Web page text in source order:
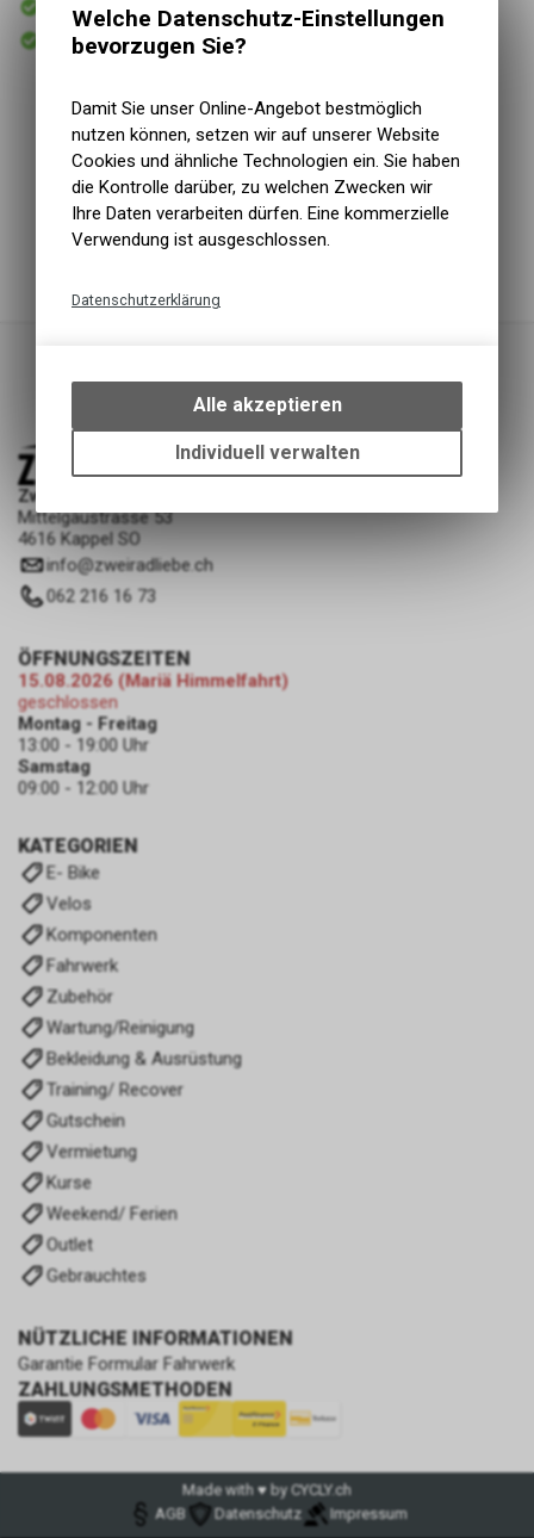
Versand
Sofort abholbar
Abholung Zweiradliebe GmbH
Wir verbinden Wissen aus Medizin, Mechanik und
Radsport für die bestmögliche Einstellung.
Modernste Laser- und Video-Vermessung garantieren
exakte und reproduzierbare Ergebnisse.
Wir analysieren deine Ziele und Fahrweise, um die
perfekte Abstimmung zu finden.
Zweiradliebe GmbH
Mittelgäustrasse 53
4616 Kappel SO
info@zweiradliebe.ch
062 216 16 73
KATEGORIEN
E- Bike
Velos
Komponenten
Fahrwerk
Zubehör
Wartung/Reinigung
Bekleidung & Ausrüstung
Training/ Recover
Gutschein
Vermietung
Kurse
Weekend/ Ferien
Outlet
Gebrauchtes
NÜTZLICHE INFORMATIONEN
Garantie Formular Fahrwerk
ZAHLUNGSMETHODEN
ÖFFNUNGSZEITEN
15.08.2026 (Mariä Himmelfahrt)
geschlossen
Montag - Freitag
13:00 - 19:00 Uhr
Samstag
09:00 - 12:00 Uhr
Made with ♥ by CYCLY.ch
AGB
Datenschutz Impressum
Welche Datenschutz-Einstellungen
bevorzugen Sie?
Damit Sie unser Online-Angebot bestmöglich
nutzen können, setzen wir auf unserer Website
Cookies und ähnliche Technologien ein. Sie haben
die Kontrolle darüber, zu welchen Zwecken wir
Ihre Daten verarbeiten dürfen. Eine kommerzielle
Verwendung ist ausgeschlossen.
Datenschutzerklärung
bestimmte Interaktionen und
Einstellungen auf Ihrem Gerät,
um die grundlegenden
Funktionen unseres Online-
dass die gespeicherten Daten
Alle akzeptieren
Individuell verwalten